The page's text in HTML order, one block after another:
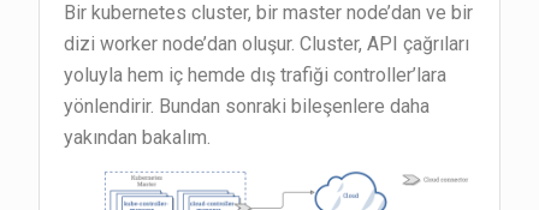
Bir kubernetes cluster, bir master node’dan ve bir
dizi worker node’dan oluşur. Cluster, API çağrıları
yoluyla hem iç hemde dış trafiği controller’lara
yönlendirir. Bundan sonraki bileşenlere daha
yakından bakalım.